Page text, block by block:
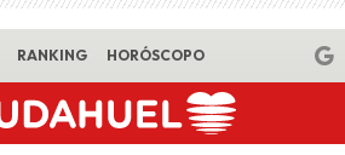
RANKING HORÓSCOPO